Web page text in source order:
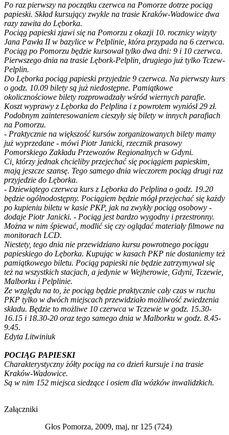
Po raz pierwszy na początku czerwca na Pomorze dotrze pociąg
papieski. Skład kursujący zwykle na trasie Kraków-Wadowice dwa
razy zawita do Lęborka.
Pociąg papieski zjawi się na Pomorzu z okazji 10. rocznicy wizyty
Jana Pawła II w bazylice w Pelplinie, która przypada na 6 czerwca.
Pociąg po Pomorzu będzie kursował tylko dwa dni: 9 i 10 czerwca.
Pierwszego dnia na trasie Lębork-Pelplin, drugiego już tylko Tczew-
Pelplin.
Do Lęborka pociąg papieski przyjedzie 9 czerwca. Na pierwszy kurs
o godz. 10.09 bilety są już niedostępne. Pamiątkowe
okolicznościowe bilety rozprowadzały wśród wiernych parafie.
Koszt wyprawy z Lęborka do Pelplina i z powrotem wyniósł 29 zł.
Podobnym zainteresowaniem cieszyły się bilety w innych parafiach
na Pomorzu.
- Praktycznie na większość kursów zorganizowanych bilety mamy
już wyprzedane - mówi Piotr Janicki, rzecznik prasowy
Pomorskiego Zakładu Przewozów Regionalnych w Gdyni.
Ci, którzy jednak chcieliby przejechać się pociągiem papieskim,
mają jeszcze szansę. Tego samego dnia wieczorem pociąg drugi raz
przyjedzie do Lęborka.
- Dziewiątego czerwca kurs z Lęborka do Pelplina o godz. 19.20
będzie ogólnodostępny. Pociągiem będzie mógł przejechać się każdy
po kupieniu biletu w kasie PKP, jak na zwykły pociąg osobowy -
dodaje Piotr Janicki. - Pociąg jest bardzo wygodny i przestronny.
Można w nim śpiewać, modlić się czy oglądać materiały filmowe na
monitorach LCD.
Niestety, tego dnia nie przewidziano kursu powrotnego pociągu
papieskiego do Lęborka. Kupując w kasach PKP nie dostaniemy też
pamiątkowego biletu. Pociąg papieski nie będzie zatrzymywał się
też na wszystkich stacjach, a jedynie w Wejherowie, Gdyni, Tczewie,
Malborku i Pelplinie.
Ze względu na to, że pociąg będzie praktycznie cały czas w ruchu
PKP tylko w dwóch miejscach przewidziało możliwość zwiedzenia
składu. Będzie to możliwe 10 czerwca w Tczewie w godz. 15.30-
16.15 i 18.30-20 oraz tego samego dnia w Malborku w godz. 8.45-
9.45.
Edyta Litwiniuk
POCIĄG PAPIESKI
Charakterystyczny żółty pociąg na co dzień kursuje i na trasie
Kraków-Wadowice.
Są w nim 152 miejsca siedzące i osiem dla wózków inwalidzkich.
Załączniki
Głos Pomorza, 2009, maj, nr 125 (724)